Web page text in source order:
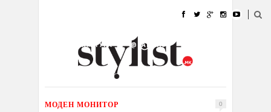
УБАВИНА
КУЛТУРА @РАБОТА
ИЗЛОГ
МОДЕН МОНИТОР 0